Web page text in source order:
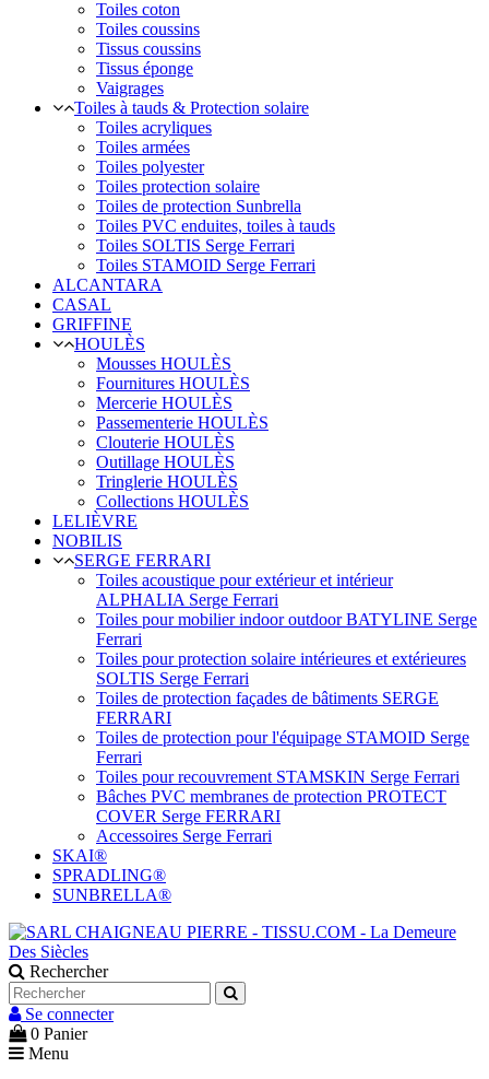
Toiles coton
Toiles coussins
Tissus coussins
Tissus éponge
Vaigrages
Toiles à tauds & Protection solaire
Toiles acryliques
Toiles armées
Toiles polyester
Toiles protection solaire
Toiles de protection Sunbrella
Toiles PVC enduites, toiles à tauds
Toiles SOLTIS Serge Ferrari
Toiles STAMOID Serge Ferrari
ALCANTARA
CASAL
GRIFFINE
HOULÈS
Mousses HOULÈS
Fournitures HOULÈS
Mercerie HOULÈS
Passementerie HOULÈS
Clouterie HOULÈS
Outillage HOULÈS
Tringlerie HOULÈS
Collections HOULÈS
LELIÈVRE
NOBILIS
SERGE FERRARI
Toiles acoustique pour extérieur et intérieur
ALPHALIA Serge Ferrari
Toiles pour mobilier indoor outdoor BATYLINE Serge
Ferrari
Toiles pour protection solaire intérieures et extérieures
SOLTIS Serge Ferrari
Toiles de protection façades de bâtiments SERGE
FERRARI
Toiles de protection pour l'équipage STAMOID Serge
Ferrari
Toiles pour recouvrement STAMSKIN Serge Ferrari
Bâches PVC membranes de protection PROTECT
COVER Serge FERRARI
Accessoires Serge Ferrari
SKAI®
SPRADLING®
SUNBRELLA®
Rechercher
Se connecter
0 Panier
Menu